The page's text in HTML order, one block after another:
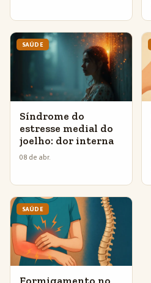
SAÚDE
Síndrome do
estresse medial do
joelho: dor interna
08 de abr.
SAÚDE
Formigamento no